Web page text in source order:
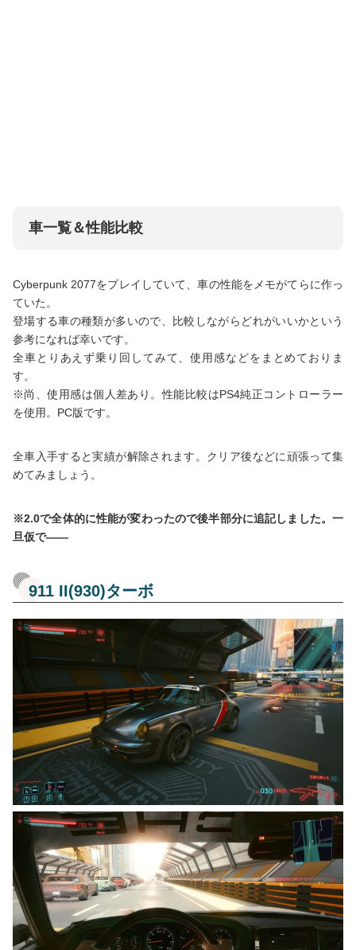
車一覧＆性能比較
Cyberpunk 2077をプレイしていて、車の性能をメモがてらに作っ
ていた。
登場する車の種類が多いので、比較しながらどれがいいかという
参考になれば幸いです。
全車とりあえず乗り回してみて、使用感などをまとめておりま
す。
※尚、使用感は個人差あり。性能比較はPS4純正コントローラー
を使用。PC版です。
全車入手すると実績が解除されます。クリア後などに頑張って集
めてみましょう。
※2.0で全体的に性能が変わったので後半部分に追記しました。一
旦仮で――
911 II(930)ターボ